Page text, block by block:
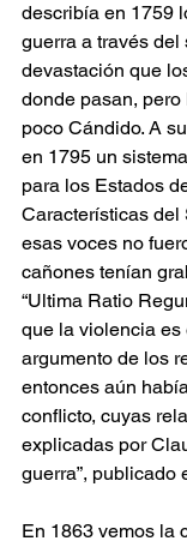
describía en 1759
guerra a través del
devastación que
donde pasan, pero
poco Cándido. A
en 1795 un
para los Estados
Características del
esas voces no
cañones tenían
“Ultima Ratio
que la violencia es
argumento de los
entonces aún
conflicto, cuyas
explicadas por
guerra”, publicado
En 1863 vemos la